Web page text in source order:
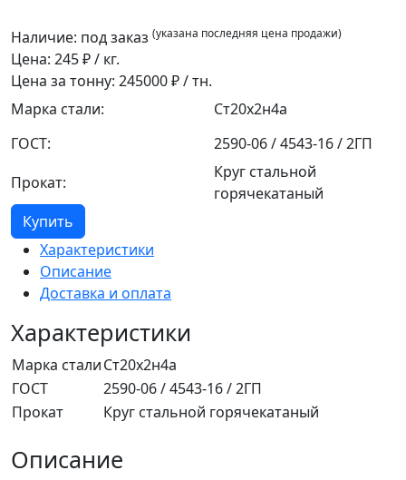
Наличие: под заказ (указана последняя цена продажи)
Цена: 245₽ / кг.
Цена за тонну: 245000₽ / тн.
Марка стали:
Ст20х2н4а
ГОСТ:
2590-06 / 4543-16 / 2ГП
Прокат:
Круг стальной
горячекатаный
Купить
Характеристики
Описание
Доставка и оплата
Характеристики
Марка сталиСт20х2н4а
ГОСТ
2590-06 / 4543-16 / 2ГП
Прокат
Круг стальной горячекатаный
Описание